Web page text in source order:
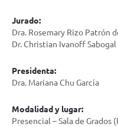
Jurado:
Dra. Rosemary Rizo Patrón
Dr. Christian Ivanoff
Presidenta:
Dra. Mariana Chu García
Modalidad y lugar:
Presencial – Sala de Grados